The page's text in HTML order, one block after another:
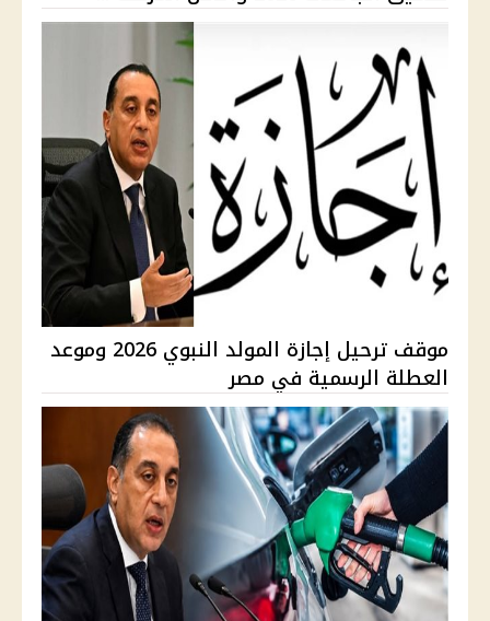
موقف ترحيل إجازة المولد النبوي 2026 وموعد
العطلة الرسمية في مصر